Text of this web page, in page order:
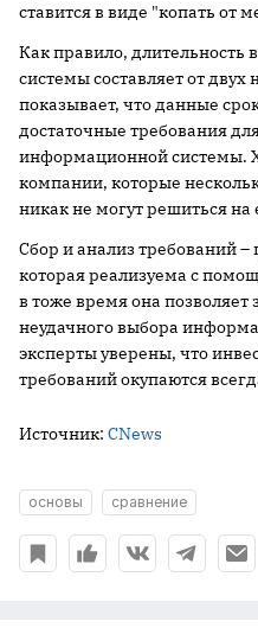
ставится в виде "копать от
Как правило,
системы составляет от
показывает, что данные
достаточные требования
информационной системы.
компании, которые
никак не могут решиться на
Сбор и анализ требований
которая реализуема с
в тоже время она позволяет
неудачного выбора
эксперты уверены, что
требований окупаются
Источник: CNews
основы сравнение